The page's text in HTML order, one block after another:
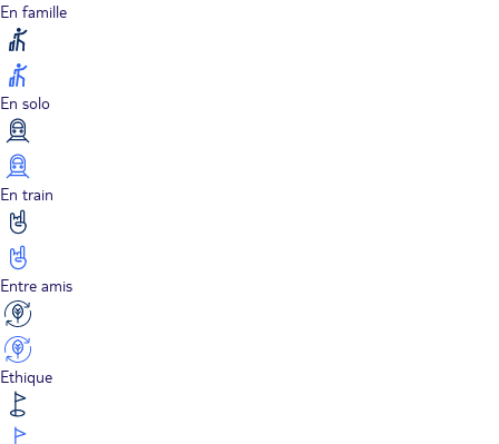
En famille
En solo
En train
Entre amis
Ethique